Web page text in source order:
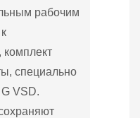
рабочим
комплект
специально
VSD.